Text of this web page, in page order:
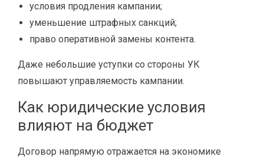
условия продления кампании;
уменьшение штрафных санкций;
право оперативной замены контента.
Даже небольшие уступки со стороны УК
повышают управляемость кампании.
Как юридические условия
влияют на бюджет
Договор напрямую отражается на экономике